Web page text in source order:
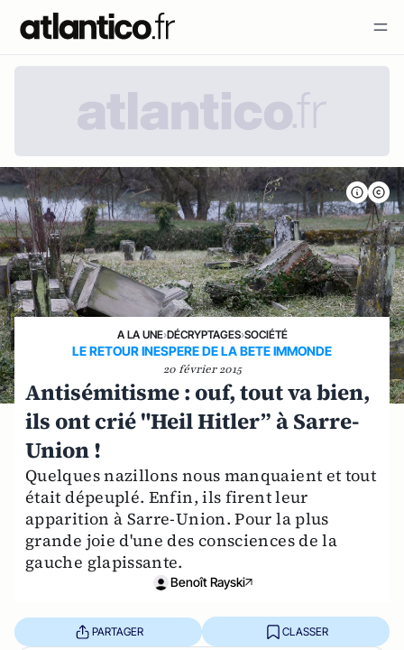
A LA UNE›DÉCRYPTAGES›SOCIÉTÉ
LE RETOUR INESPERE DE LA BETE IMMONDE
20 février 2015
Antisémitisme : ouf, tout va bien,
ils ont crié "Heil Hitler” à Sarre-
Union !
Quelques nazillons nous manquaient et tout
était dépeuplé. Enfin, ils firent leur
apparition à Sarre-Union. Pour la plus
grande joie d'une des consciences de la
gauche glapissante.
Benoît Rayski
PARTAGER CLASSER